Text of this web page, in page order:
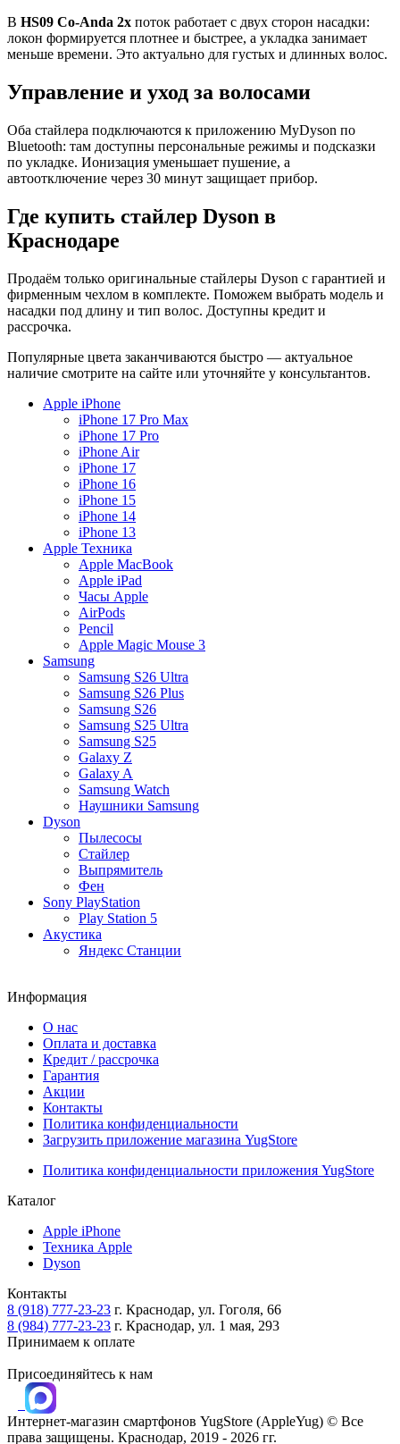
В HS09 Co-Anda 2x поток работает с двух сторон насадки:
локон формируется плотнее и быстрее, а укладка занимает
меньше времени. Это актуально для густых и длинных волос.
Управление и уход за волосами
Оба стайлера подключаются к приложению MyDyson по
Bluetooth: там доступны персональные режимы и подсказки
по укладке. Ионизация уменьшает пушение, а
автоотключение через 30 минут защищает прибор.
Где купить стайлер Dyson в
Краснодаре
Продаём только оригинальные стайлеры Dyson с гарантией и
фирменным чехлом в комплекте. Поможем выбрать модель и
насадки под длину и тип волос. Доступны кредит и
рассрочка.
Популярные цвета заканчиваются быстро — актуальное
наличие смотрите на сайте или уточняйте у консультантов.
Apple iPhone
iPhone 17 Pro Max
iPhone 17 Pro
iPhone Air
iPhone 17
iPhone 16
iPhone 15
iPhone 14
iPhone 13
Apple Техника
Apple MacBook
Apple iPad
Часы Apple
AirPods
Pencil
Apple Magic Mouse 3
Samsung
Samsung S26 Ultra
Samsung S26 Plus
Samsung S26
Samsung S25 Ultra
Samsung S25
Galaxy Z
Galaxy A
Samsung Watch
Наушники Samsung
Dyson
Пылесосы
Стайлер
Выпрямитель
Фен
Sony PlayStation
Play Station 5
Акустика
Яндекс Станции
Информация
О нас
Оплата и доставка
Кредит / рассрочка
Гарантия
Акции
Контакты
Политика конфиденциальности
Загрузить приложение магазина YugStore
Политика конфиденциальности приложения YugStore
Каталог
Apple iPhone
Техника Apple
Dyson
Контакты
8 (918) 777-23-23 г. Краснодар, ул. Гоголя, 66
8 (984) 777-23-23 г. Краснодар, ул. 1 мая, 293
Принимаем к оплате
Присоединяйтесь к нам
Интернет-магазин смартфонов YugStore (AppleYug) © Все
права защищены. Краснодар, 2019 - 2026 гг.